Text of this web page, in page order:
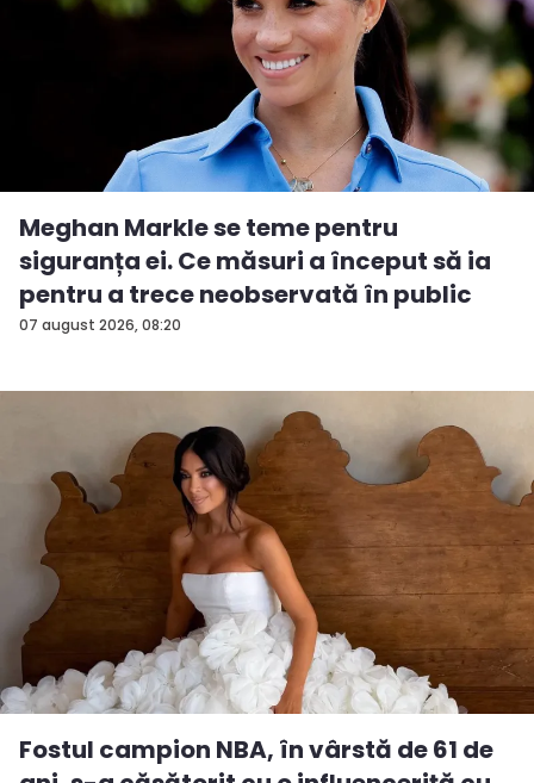
07 august 2026, 08:20
Meghan Markle se teme pentru
siguranța ei. Ce măsuri a început să ia
pentru a trece neobservată în public
Fostul campion NBA, în vârstă de 61 de